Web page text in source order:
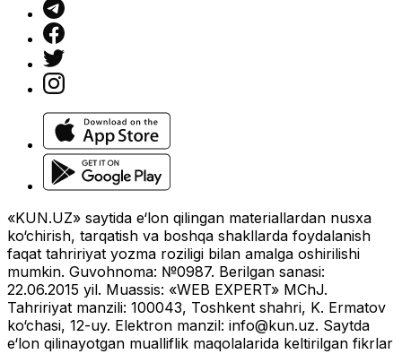
«KUN.UZ» saytida e‘lon qilingan materiallardan nusxa
ko‘chirish, tarqatish va boshqa shakllarda foydalanish
faqat tahririyat yozma roziligi bilan amalga oshirilishi
mumkin. Guvohnoma: №0987. Berilgan sanasi:
22.06.2015 yil. Muassis: «WEB EXPERT» MChJ.
Tahririyat manzili: 100043, Toshkent shahri, K. Ermatov
ko‘chasi, 12-uy. Elektron manzil: info@kun.uz. Saytda
e‘lon qilinayotgan mualliflik maqolalarida keltirilgan fikrlar